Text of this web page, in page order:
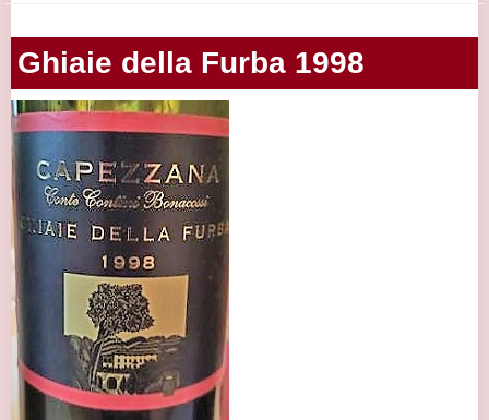
Ghiaie della Furba 1998